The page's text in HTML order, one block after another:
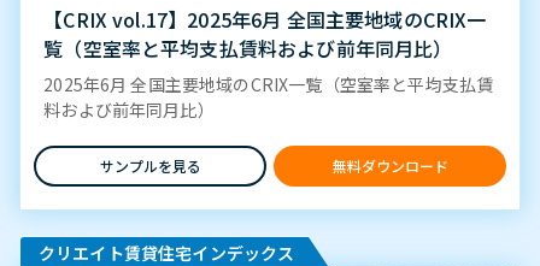
【CRIX vol.17】2025年6月 全国主要地域のCRIX一
覧（空室率と平均支払賃料および前年同月比）
2025年6月 全国主要地域のCRIX一覧（空室率と平均支払賃
料および前年同月比）
サンプルを見る 無料ダウンロード
クリエイト賃貸住宅インデックス